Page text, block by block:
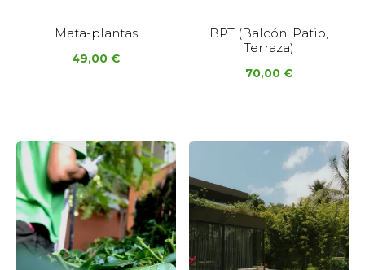
Mata-plantas
49,00€
BPT (Balcón, Patio,
Terraza)
70,00€